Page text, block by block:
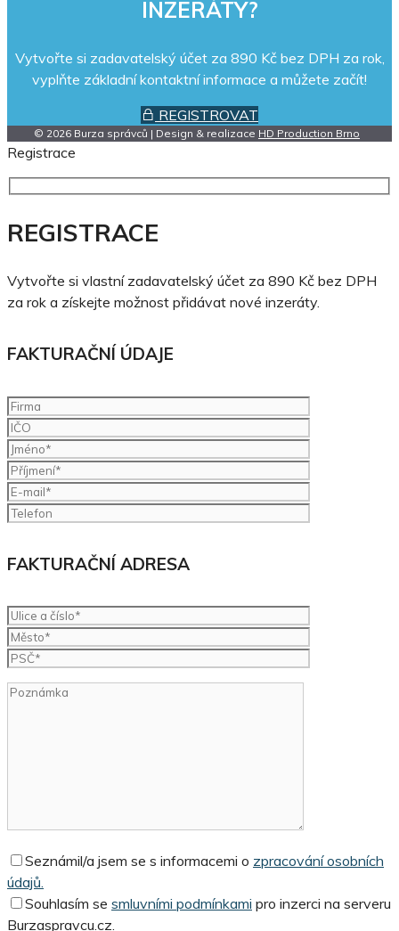
INZERÁTY?
Vytvořte si zadavatelský účet za 890 Kč bez DPH za rok,
vyplňte základní kontaktní informace a můžete začít!
REGISTROVAT
© 2026 Burza správců | Design & realizace HD Production Brno
Registrace
REGISTRACE
Vytvořte si vlastní zadavatelský účet za 890 Kč bez DPH
za rok a získejte možnost přidávat nové inzeráty.
FAKTURAČNÍ ÚDAJE
FAKTURAČNÍ ADRESA
Seznámil/a jsem se s informacemi o zpracování osobních
údajů.
Souhlasím se smluvními podmínkami pro inzerci na serveru
Burzaspravcu.cz.